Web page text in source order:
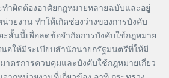
ทำผิดต้องอาศัยกฎหมายหลายฉบับและอยู่
วยงาน ทำให้เกิดช่องว่างของการบังคับ
ะสั้นนี้เพื่อลดข้อจำกัดการบังคับใช้กฎหมาย
อให้มีระเบียบสำนักนายกรัฐมนตรีที่ให้มี
ตรการควบคุมและบังคับใช้กฎหมายเกี่ยว